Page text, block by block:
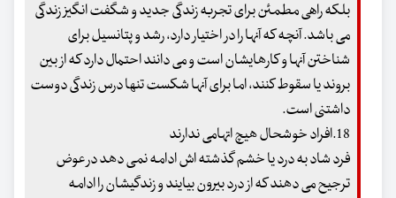
بلکه راهی مطمئن برای تجربه زندگی جدید و شگفت انگیز زندگی
می باشد. آنچه که آنها را در اختیار دارد، رشد و پتانسیل برای
شناختن آنها و کارهایشان است و می دانند احتمال دارد که از بین
بروند یا سقوط کنند، اما برای آنها شکست تنها درس زندگی دوست
داشتنی است.
18.افراد خوشحال هیچ اتهامی ندارند
فرد شاد به درد یا خشم گذشته اش ادامه نمی دهد در عوض
ترجیح می دهند که از درد بیرون بیایند و زندگیشان را ادامه